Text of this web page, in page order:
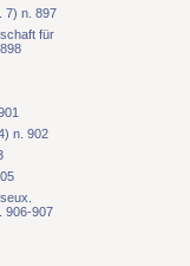
7) n. 897
für
n. 902
906-907